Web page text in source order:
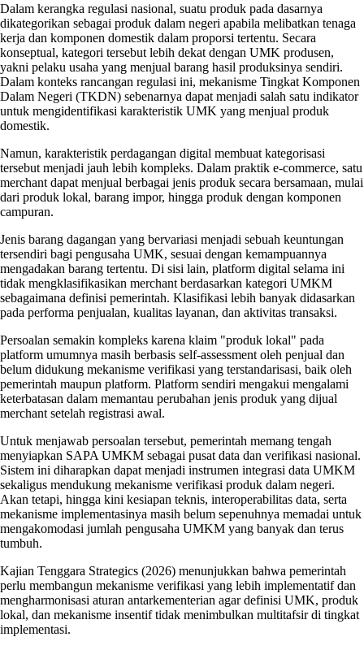
Dalam kerangka regulasi nasional, suatu produk pada dasarnya
dikategorikan sebagai produk dalam negeri apabila melibatkan tenaga
kerja dan komponen domestik dalam proporsi tertentu. Secara
konseptual, kategori tersebut lebih dekat dengan UMK produsen,
yakni pelaku usaha yang menjual barang hasil produksinya sendiri.
Dalam konteks rancangan regulasi ini, mekanisme Tingkat Komponen
Dalam Negeri (TKDN) sebenarnya dapat menjadi salah satu indikator
untuk mengidentifikasi karakteristik UMK yang menjual produk
domestik.
Namun, karakteristik perdagangan digital membuat kategorisasi
tersebut menjadi jauh lebih kompleks. Dalam praktik e-commerce, satu
merchant dapat menjual berbagai jenis produk secara bersamaan, mulai
dari produk lokal, barang impor, hingga produk dengan komponen
campuran.
Jenis barang dagangan yang bervariasi menjadi sebuah keuntungan
tersendiri bagi pengusaha UMK, sesuai dengan kemampuannya
mengadakan barang tertentu. Di sisi lain, platform digital selama ini
tidak mengklasifikasikan merchant berdasarkan kategori UMKM
sebagaimana definisi pemerintah. Klasifikasi lebih banyak didasarkan
pada performa penjualan, kualitas layanan, dan aktivitas transaksi.
Persoalan semakin kompleks karena klaim "produk lokal" pada
platform umumnya masih berbasis self-assessment oleh penjual dan
belum didukung mekanisme verifikasi yang terstandarisasi, baik oleh
pemerintah maupun platform. Platform sendiri mengakui mengalami
keterbatasan dalam memantau perubahan jenis produk yang dijual
merchant setelah registrasi awal.
Untuk menjawab persoalan tersebut, pemerintah memang tengah
menyiapkan SAPA UMKM sebagai pusat data dan verifikasi nasional.
Sistem ini diharapkan dapat menjadi instrumen integrasi data UMKM
sekaligus mendukung mekanisme verifikasi produk dalam negeri.
Akan tetapi, hingga kini kesiapan teknis, interoperabilitas data, serta
mekanisme implementasinya masih belum sepenuhnya memadai untuk
mengakomodasi jumlah pengusaha UMKM yang banyak dan terus
tumbuh.
Kajian Tenggara Strategics (2026) menunjukkan bahwa pemerintah
perlu membangun mekanisme verifikasi yang lebih implementatif dan
mengharmonisasi aturan antarkementerian agar definisi UMK, produk
lokal, dan mekanisme insentif tidak menimbulkan multitafsir di tingkat
implementasi.